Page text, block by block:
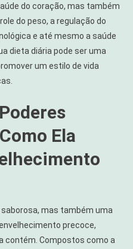
do coração, mas também
do peso, a regulação do
e até mesmo a saúde
dieta diária pode ser uma
um estilo de vida
Ela
mas também uma
precoce,
contém. Compostos como a